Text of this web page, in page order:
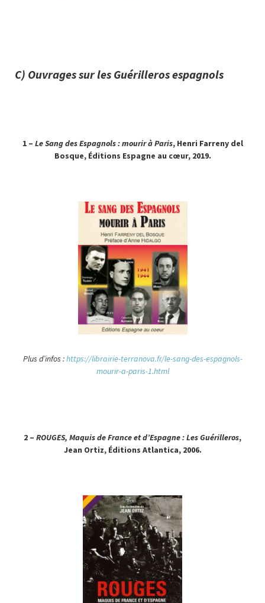
C) Ouvrages sur les Guérilleros espagnols
1 – Le Sang des Espagnols : mourir à Paris, Henri Farreny del
Bosque, Éditions Espagne au cœur, 2019.
Plus d’infos :https://librairie-terranova.fr/le-sang-des-espagnols-
mourir-a-paris-1.html
2 – ROUGES, Maquis de France et d’Espagne : Les Guérilleros,
Jean Ortiz, Éditions Atlantica, 2006.